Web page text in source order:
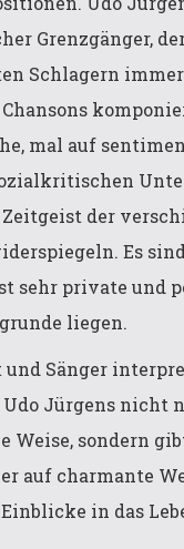
Grenzgänger,
Schlagern
mal auf
der
Es
sehr private und
liegen.
und Sänger
Jürgens nicht
Weise, sondern
auf charmante
in das